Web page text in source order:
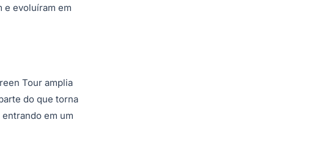
e evoluíram em
Tour amplia
do que torna
em um